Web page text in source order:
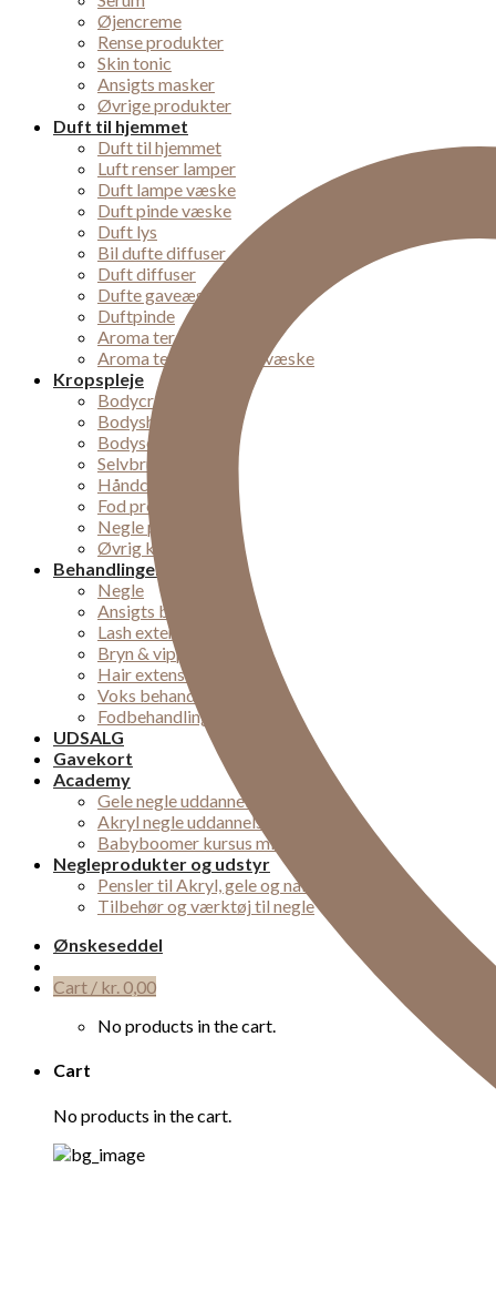
Øjencreme
Rense produkter
Skin tonic
Ansigts masker
Øvrige produkter
Duft til hjemmet
Duft til hjemmet
Luft renser lamper
Duft lampe væske
Duft pinde væske
Duft lys
Bil dufte diffuser
Duft diffuser
Dufte gaveæsker
Duftpinde
Aroma terapi lampe
Aroma terapi diffuser væske
Kropspleje
Bodycremer
Bodyshampoo
Bodyscrub
Selvbruner
Håndcremer
Fod produkter
Negle pleje
Øvrig kropspleje
Behandlinger
Negle
Ansigts behandlinger
Lash extensions
Bryn & vipper
Hair extensions
Voks behandling
Fodbehandlinger
UDSALG
Gavekort
Academy
Gele negle uddannelse
Akryl negle uddannelse
Babyboomer kursus midtjylland
Negleprodukter og udstyr
Pensler til Akryl, gele og nail-art
Tilbehør og værktøj til negle
Ønskeseddel
Cart / kr.0,00
No products in the cart.
Cart
No products in the cart.